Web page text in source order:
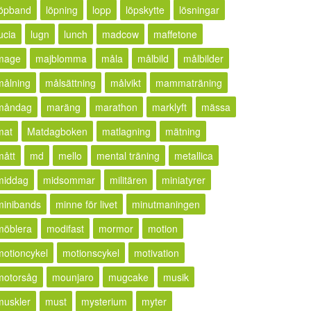
löpning lopp löpskytte
lösningar
lugn lunch madcow
maffetone
majblomma måla målbild
målbilder
målsättning målvikt
mammaträning
maräng marathon marklyft
mässa
Matdagboken matlagning
mätning
md mello mental träning
metallica
midsommar militären
miniatyrer
minne för livet
minutmaningen
modifast mormor
motion
motionscykel
motivation
mounjaro mugcake
musik
must mysterium myter